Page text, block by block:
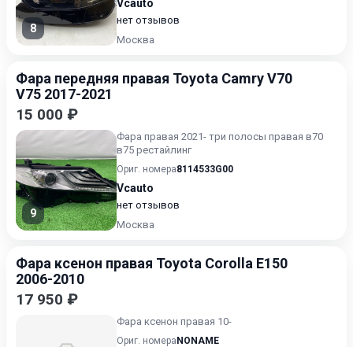
8
Vcauto
нет отзывов
Москва
Фара передняя правая Toyota Camry V70
V75 2017-2021
15 000 ₽
9
Фара правая 2021- три полосы правая в70
в75 рестайлинг
Ориг. номера8114533G00
Vcauto
нет отзывов
Москва
Фара ксенон правая Toyota Corolla E150
2006-2010
17 950 ₽
Фара ксенон правая 10-
Ориг. номера NONAME